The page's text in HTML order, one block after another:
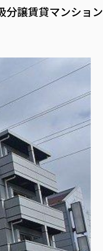
譲賃貸マンション